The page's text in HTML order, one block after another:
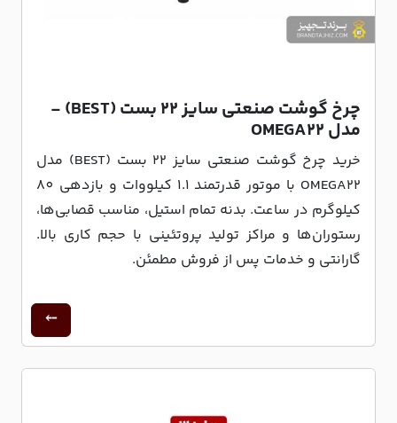
چرخ گوشت صنعتی سایز 22 بست (BEST) -
مدل OMEGA22
خرید چرخ گوشت صنعتی سایز 22 بست (BEST) مدل
OMEGA22 با موتور قدرتمند 1.1 کیلووات و بازدهی 80
کیلوگرم در ساعت. بدنه تمام استیل، مناسب قصابی‌ها،
رستوران‌ها و مراکز تولید پروتئینی با حجم کاری بالا.
گارانتی و خدمات پس از فروش مطمئن.